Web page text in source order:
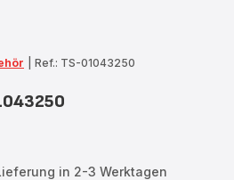
Ref.: TS-01043250
in 2-3 Werktagen